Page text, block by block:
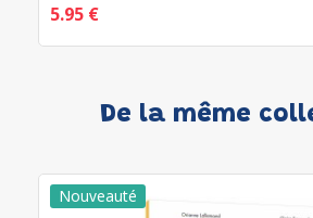
5.95 €
De la même